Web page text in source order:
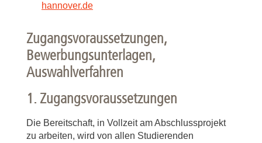
hannover.de
Zugangsvoraussetzungen,
Bewerbungsunterlagen,
Auswahlverfahren
1. Zugangsvoraussetzungen
Die Bereitschaft, in Vollzeit am Abschlussprojekt
zu arbeiten, wird von allen Studierenden